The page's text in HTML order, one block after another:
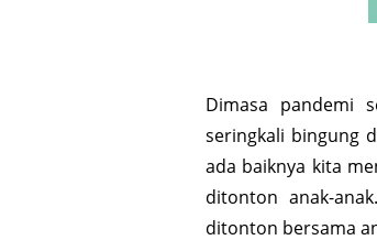
Dimasa pandemi
seringkali bingung
ada baiknya kita
ditonton anak-
ditonton bersama